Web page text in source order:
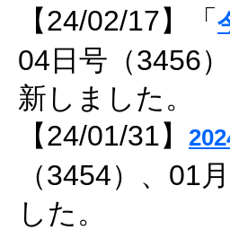
【24/02/17】「
04日号（3456
新しました。
【24/01/31】
（3454）、01
した。